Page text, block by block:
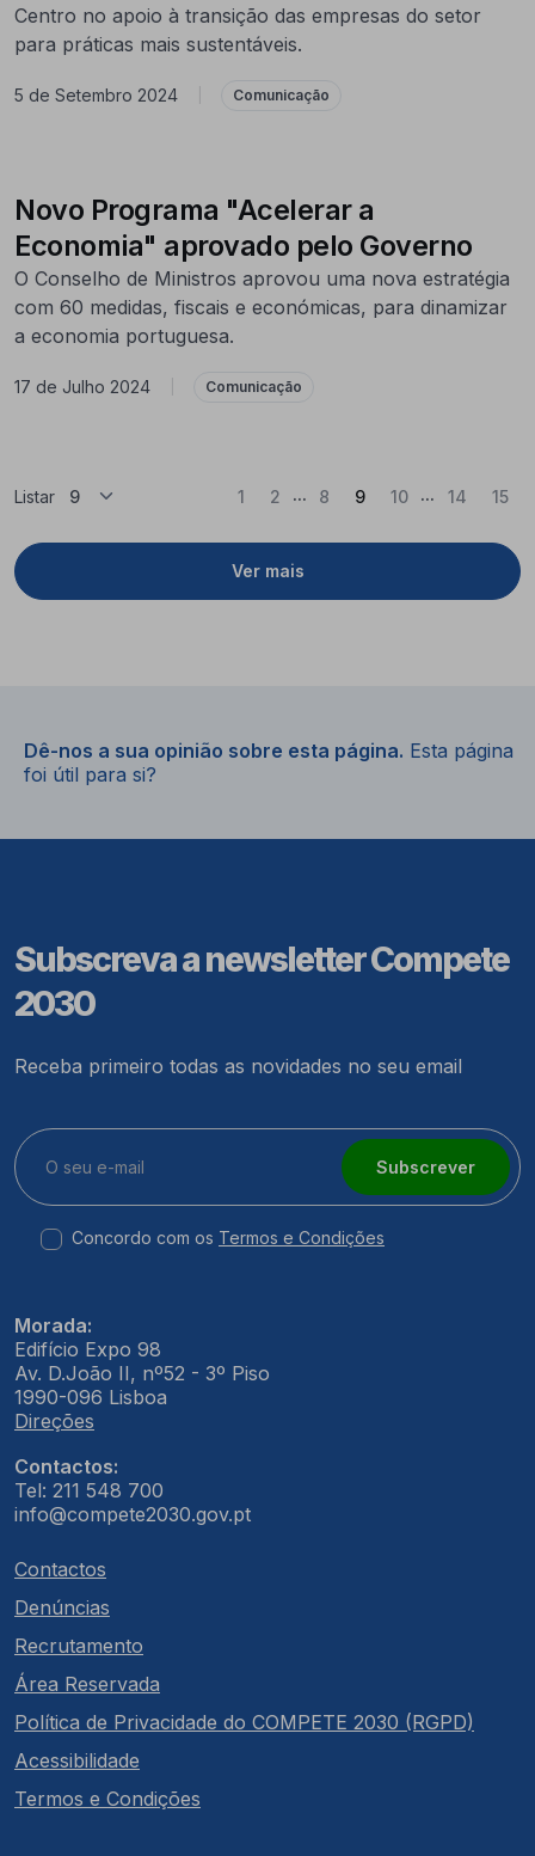
Centro no apoio à transição das empresas do setor
para práticas mais sustentáveis.
5 de Setembro 2024 Comunicação
Novo Programa "Acelerar a
Economia" aprovado pelo Governo
O Conselho de Ministros aprovou uma nova estratégia
com 60 medidas, fiscais e económicas, para dinamizar
a economia portuguesa.
17 de Julho 2024 Comunicação
Listar
Ver mais
1 2 ... 8 9(Atual)
10 ... 14 15
Dê-nos a sua opinião sobre esta página. Esta página
foi útil para si?
Subscreva a newsletter Compete
2030
Receba primeiro todas as novidades no seu email
Subscrever
Concordo com os Termos e Condições
Morada:
Edifício Expo 98
Av. D.João II, nº52 - 3º Piso
1990-096 Lisboa
Direções
Contactos:
Tel: 211 548 700
info@compete2030.gov.pt
Contactos
Denúncias
Recrutamento
Área Reservada
Política de Privacidade do COMPETE 2030 (RGPD)
Acessibilidade
Termos e Condições